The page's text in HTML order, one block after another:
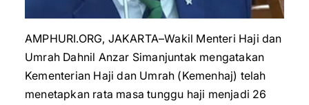
AMPHURI.ORG, JAKARTA–Wakil Menteri Haji dan
Umrah Dahnil Anzar Simanjuntak mengatakan
Kementerian Haji dan Umrah (Kemenhaj) telah
menetapkan rata masa tunggu haji menjadi 26